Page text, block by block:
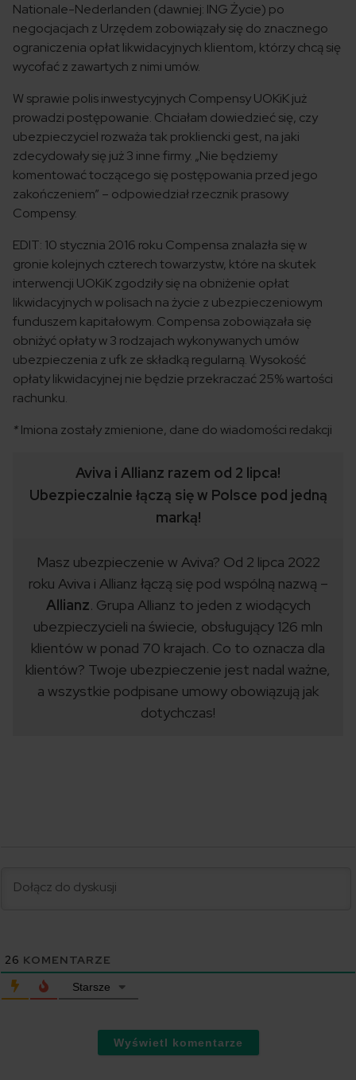
Nationale-Nederlanden (dawniej: ING Życie) po
negocjacjach z Urzędem zobowiązały się do znacznego
ograniczenia opłat likwidacyjnych klientom, którzy chcą się
wycofać z zawartych z nimi umów.
W sprawie polis inwestycyjnych Compensy UOKiK już
prowadzi postępowanie. Chciałam dowiedzieć się, czy
ubezpieczyciel rozważa tak prokliencki gest, na jaki
zdecydowały się już 3 inne firmy. „Nie będziemy
komentować toczącego się postępowania przed jego
zakończeniem” – odpowiedział rzecznik prasowy
Compensy.
EDIT: 10 stycznia 2016 roku Compensa znalazła się w
gronie kolejnych czterech towarzystw, które na skutek
interwencji UOKiK zgodziły się na obniżenie opłat
likwidacyjnych w polisach na życie z ubezpieczeniowym
funduszem kapitałowym. Compensa zobowiązała się
obniżyć opłaty w 3 rodzajach wykonywanych umów
ubezpieczenia z ufk ze składką regularną. Wysokość
opłaty likwidacyjnej nie będzie przekraczać 25% wartości
rachunku.
*Imiona zostały zmienione, dane do wiadomości redakcji
Aviva i Allianz razem od 2 lipca!
Ubezpieczalnie łączą się w Polsce pod jedną
marką!
Masz ubezpieczenie w Aviva? Od 2 lipca 2022
roku Aviva i Allianz łączą się pod wspólną nazwą –
Allianz. Grupa Allianz to jeden z wiodących
ubezpieczycieli na świecie, obsługujący 126 mln
klientów w ponad 70 krajach. Co to oznacza dla
klientów? Twoje ubezpieczenie jest nadal ważne,
a wszystkie podpisane umowy obowiązują jak
dotychczas!
26 KOMENTARZE
Starsze
Wyświetl komentarze